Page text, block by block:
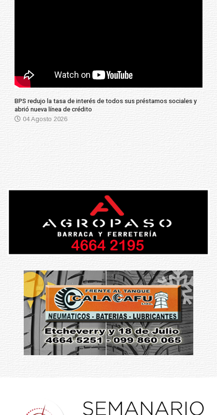
BPS redujo la tasa de interés de todos sus préstamos sociales y
abrió nueva línea de crédito
04 Agosto 2026